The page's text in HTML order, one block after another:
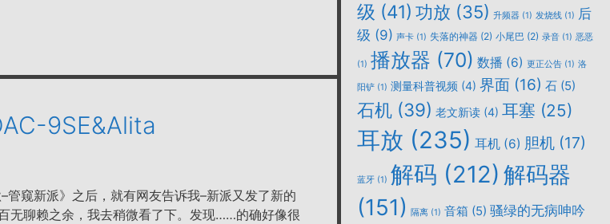
9SE&Alita
窥新派》之后，就有网友告诉我–新派又发了新的
无聊赖之余，我去稍微看了下。发现……的确好像很
级 (41) 功放 (35) 升频器 (1) 发烧线 (1) 后
级 (9) 声卡 (1) 失落的神器 (2) 小尾巴 (2) 录音 (1) 恶恶
(1) 播放器 (70) 数播 (6) 更正公告 (1) 洛
阳铲 (1) 测量科普视频 (4) 界面 (16) 石 (5)
石机 (39) 老文新读 (4) 耳塞 (25)
耳放 (235) 耳机 (6) 胆机 (17)
蓝牙 (1) 解码 (212) 解码器
(151) 隔离 (1) 音箱 (5) 骚绿的无病呻吟